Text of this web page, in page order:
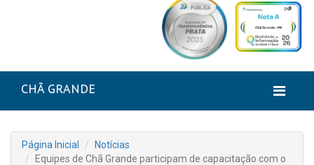
CHÃ GRANDE
Página Inicial
Notícias
Equipes de Chã Grande participam de capacitação com o